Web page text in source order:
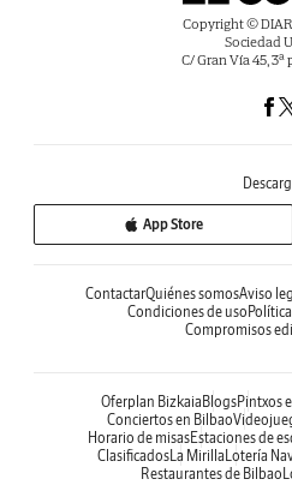
Copyright ©
Sociedad
C/ Gran Vía 45, 3ª
App Store
ContactarQuiénes somosAviso
Condiciones de uso
Compromisos
Oferplan BizkaiaBlogsPintxos
Conciertos en Bilbao
Horario de misasEstaciones de
ClasificadosLa MirillaLotería
Restaurantes de Bilbao